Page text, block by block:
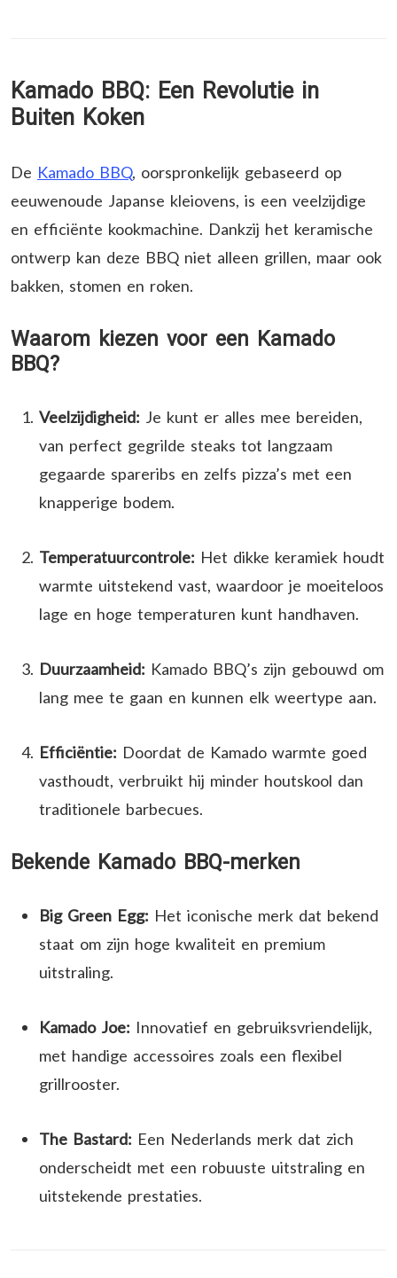
Kamado BBQ: Een Revolutie in
Buiten Koken
De Kamado BBQ, oorspronkelijk gebaseerd op
eeuwenoude Japanse kleiovens, is een veelzijdige
en efficiënte kookmachine. Dankzij het keramische
ontwerp kan deze BBQ niet alleen grillen, maar ook
bakken, stomen en roken.
Waarom kiezen voor een Kamado
BBQ?
Veelzijdigheid: Je kunt er alles mee bereiden,
van perfect gegrilde steaks tot langzaam
gegaarde spareribs en zelfs pizza’s met een
knapperige bodem.
Temperatuurcontrole: Het dikke keramiek houdt
warmte uitstekend vast, waardoor je moeiteloos
lage en hoge temperaturen kunt handhaven.
Duurzaamheid: Kamado BBQ’s zijn gebouwd om
lang mee te gaan en kunnen elk weertype aan.
Efficiëntie: Doordat de Kamado warmte goed
vasthoudt, verbruikt hij minder houtskool dan
traditionele barbecues.
Bekende Kamado BBQ-merken
Big Green Egg: Het iconische merk dat bekend
staat om zijn hoge kwaliteit en premium
uitstraling.
Kamado Joe: Innovatief en gebruiksvriendelijk,
met handige accessoires zoals een flexibel
grillrooster.
The Bastard: Een Nederlands merk dat zich
onderscheidt met een robuuste uitstraling en
uitstekende prestaties.